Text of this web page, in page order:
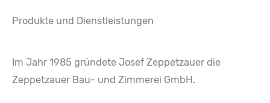
Produkte und Dienstleistungen
Im Jahr 1985 gründete Josef Zeppetzauer die
Zeppetzauer Bau- und Zimmerei GmbH.